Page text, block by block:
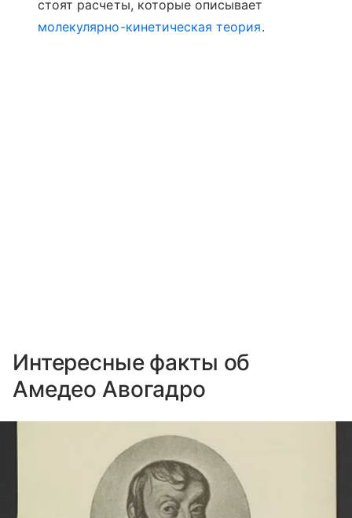
стоят расчеты, которые описывает
молекулярно-кинетическая теория.
Интересные факты об
Амедео Авогадро